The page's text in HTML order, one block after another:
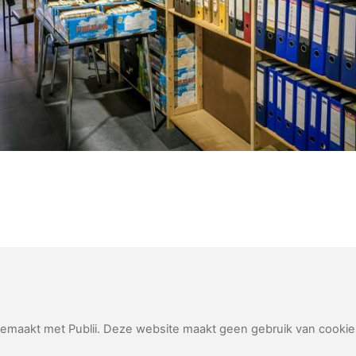
met Publii. Deze website maakt geen gebruik van